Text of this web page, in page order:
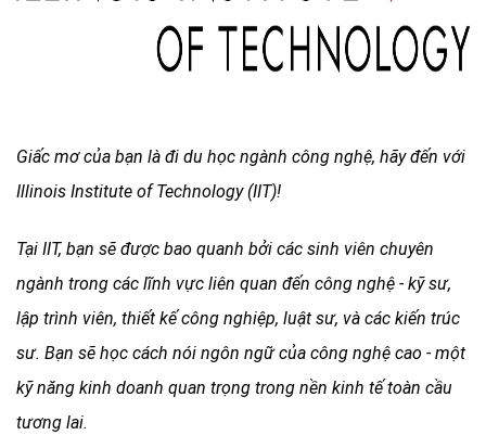
Giấc mơ của bạn là đi du học ngành công nghệ, hãy đến với
Illinois Institute of Technology (IIT)!
Tại IIT, bạn sẽ được bao quanh bởi các sinh viên chuyên
ngành trong các lĩnh vực liên quan đến công nghệ - kỹ sư,
lập trình viên, thiết kế công nghiệp, luật sư, và các kiến trúc
sư. Bạn sẽ học cách nói ngôn ngữ của công nghệ cao - một
kỹ năng kinh doanh quan trọng trong nền kinh tế toàn cầu
tương lai.